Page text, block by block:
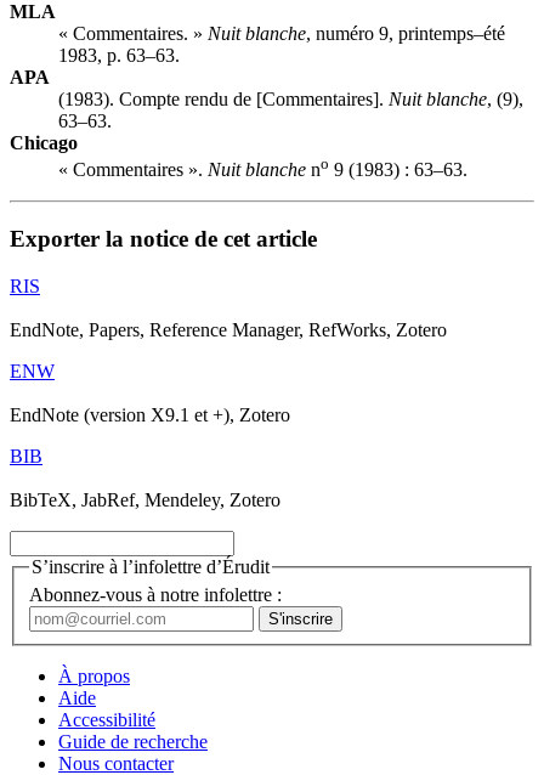
MLA
« Commentaires. » Nuit blanche, numéro 9, printemps–été
1983, p. 63–63.
APA
(1983). Compte rendu de [Commentaires]. Nuit blanche, (9),
63–63.
Chicago
« Commentaires ». Nuit blanche no 9 (1983) : 63–63.
Exporter la notice de cet article
RIS
EndNote, Papers, Reference Manager, RefWorks, Zotero
ENW
EndNote (version X9.1 et +), Zotero
BIB
BibTeX, JabRef, Mendeley, Zotero
S’inscrire à l’infolettre d’Érudit
Abonnez-vous à notre infolettre :
À propos
Aide
Accessibilité
Guide de recherche
Nous contacter